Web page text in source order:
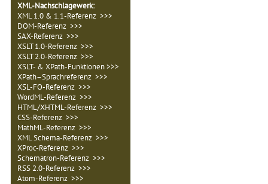
XML-Nachschlagewerk:
XML 1.0 & 1.1-Referenz >>>
DOM-Referenz >>>
SAX-Referenz >>>
XSLT 1.0-Referenz >>>
XSLT 2.0-Referenz >>>
XSLT- & XPath-Funktionen >>>
XPath–Sprachreferenz >>>
XSL-FO-Referenz >>>
WordML-Referenz >>>
HTML/XHTML-Referenz >>>
CSS-Referenz >>>
MathML-Referenz >>>
XML Schema-Referenz >>>
XProc-Referenz >>>
Schematron-Referenz >>>
RSS 2.0-Referenz >>>
Atom-Referenz >>>